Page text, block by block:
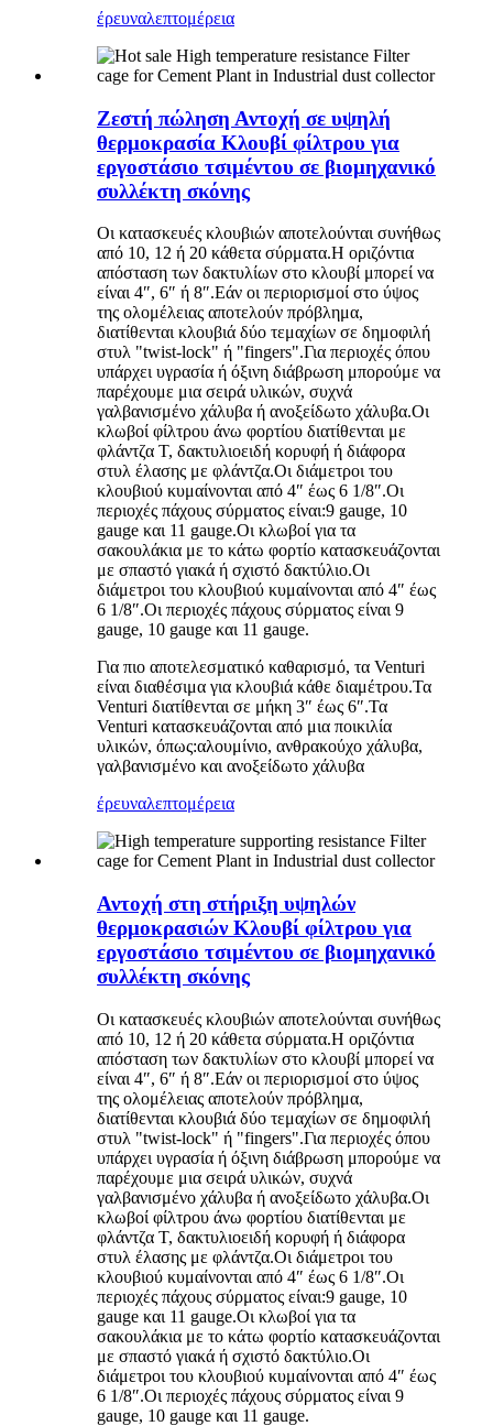
έρευναλεπτομέρεια
Ζεστή πώληση Αντοχή σε υψηλή
θερμοκρασία Κλουβί φίλτρου για
εργοστάσιο τσιμέντου σε βιομηχανικό
συλλέκτη σκόνης
Οι κατασκευές κλουβιών αποτελούνται συνήθως
από 10, 12 ή 20 κάθετα σύρματα.Η οριζόντια
απόσταση των δακτυλίων στο κλουβί μπορεί να
είναι 4″, 6″ ή 8″.Εάν οι περιορισμοί στο ύψος
της ολομέλειας αποτελούν πρόβλημα,
διατίθενται κλουβιά δύο τεμαχίων σε δημοφιλή
στυλ "twist-lock" ή "fingers".Για περιοχές όπου
υπάρχει υγρασία ή όξινη διάβρωση μπορούμε να
παρέχουμε μια σειρά υλικών, συχνά
γαλβανισμένο χάλυβα ή ανοξείδωτο χάλυβα.Οι
κλωβοί φίλτρου άνω φορτίου διατίθενται με
φλάντζα T, δακτυλιοειδή κορυφή ή διάφορα
στυλ έλασης με φλάντζα.Οι διάμετροι του
κλουβιού κυμαίνονται από 4″ έως 6 1/8″.Οι
περιοχές πάχους σύρματος είναι:9 gauge, 10
gauge και 11 gauge.Οι κλωβοί για τα
σακουλάκια με το κάτω φορτίο κατασκευάζονται
με σπαστό γιακά ή σχιστό δακτύλιο.Οι
διάμετροι του κλουβιού κυμαίνονται από 4″ έως
6 1/8″.Οι περιοχές πάχους σύρματος είναι 9
gauge, 10 gauge και 11 gauge.
Για πιο αποτελεσματικό καθαρισμό, τα Venturi
είναι διαθέσιμα για κλουβιά κάθε διαμέτρου.Τα
Venturi διατίθενται σε μήκη 3″ έως 6″.Τα
Venturi κατασκευάζονται από μια ποικιλία
υλικών, όπως:αλουμίνιο, ανθρακούχο χάλυβα,
γαλβανισμένο και ανοξείδωτο χάλυβα
έρευναλεπτομέρεια
Αντοχή στη στήριξη υψηλών
θερμοκρασιών Κλουβί φίλτρου για
εργοστάσιο τσιμέντου σε βιομηχανικό
συλλέκτη σκόνης
Οι κατασκευές κλουβιών αποτελούνται συνήθως
από 10, 12 ή 20 κάθετα σύρματα.Η οριζόντια
απόσταση των δακτυλίων στο κλουβί μπορεί να
είναι 4″, 6″ ή 8″.Εάν οι περιορισμοί στο ύψος
της ολομέλειας αποτελούν πρόβλημα,
διατίθενται κλουβιά δύο τεμαχίων σε δημοφιλή
στυλ "twist-lock" ή "fingers".Για περιοχές όπου
υπάρχει υγρασία ή όξινη διάβρωση μπορούμε να
παρέχουμε μια σειρά υλικών, συχνά
γαλβανισμένο χάλυβα ή ανοξείδωτο χάλυβα.Οι
κλωβοί φίλτρου άνω φορτίου διατίθενται με
φλάντζα T, δακτυλιοειδή κορυφή ή διάφορα
στυλ έλασης με φλάντζα.Οι διάμετροι του
κλουβιού κυμαίνονται από 4″ έως 6 1/8″.Οι
περιοχές πάχους σύρματος είναι:9 gauge, 10
gauge και 11 gauge.Οι κλωβοί για τα
σακουλάκια με το κάτω φορτίο κατασκευάζονται
με σπαστό γιακά ή σχιστό δακτύλιο.Οι
διάμετροι του κλουβιού κυμαίνονται από 4″ έως
6 1/8″.Οι περιοχές πάχους σύρματος είναι 9
gauge, 10 gauge και 11 gauge.